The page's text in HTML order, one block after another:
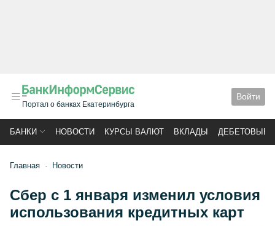
Портал о банках Екатеринбурга
Войти
БАНКИ НОВОСТИ КУРСЫ ВАЛЮТ ВКЛАДЫ ДЕБЕТОВЫЕ
Главная Новости
Сбер с 1 января изменил условия
использования кредитных карт